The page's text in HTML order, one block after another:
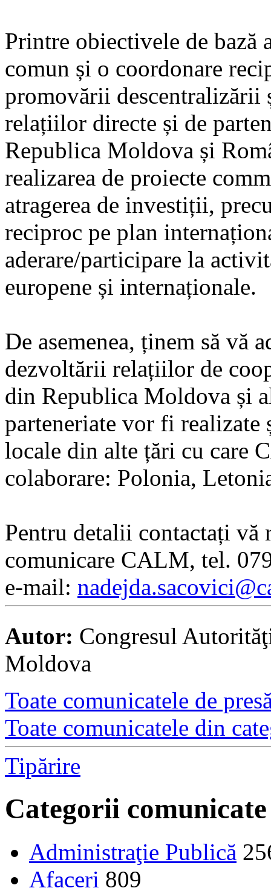
Printre obiectivele de
comun și o coordonare
promovării descentralizării
relațiilor directe și de
Republica Moldova și
realizarea de proiecte
atragerea de investiții,
reciproc pe plan
aderare/participare la
europene și internaționale.
De asemenea, ținem să vă
dezvoltării relațiilor de
din Republica Moldova și
parteneriate vor fi
locale din alte țări cu care
colaborare: Polonia,
Pentru detalii contactați
comunicare CALM, tel.
e-mail:
Autor: Congresul
Moldova
Toate comunicatele de
Toate comunicatele din
Tipărire
Categorii comunicate
Administraţie Publică
Afaceri 809